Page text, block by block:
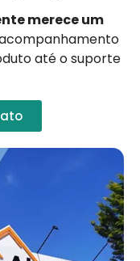
merece um
até o suporte